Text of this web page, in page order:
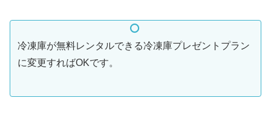
冷凍庫が無料レンタルできる冷凍庫プレゼントプラン
に変更すればOKです。